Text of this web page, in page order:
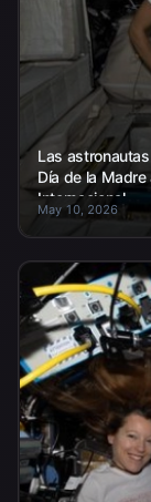
Las
Día de la
Internacional.
May 10, 2026